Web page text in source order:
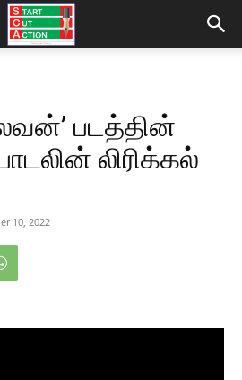
படத்தின்
லிரிக்கல்
10, 2022